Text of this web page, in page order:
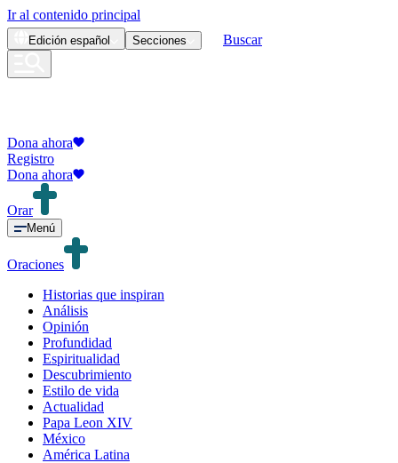
Ir al contenido principal
Edición español Secciones Buscar
Dona ahora
Registro
Dona ahora
Orar
Menú
Oraciones
Historias que inspiran
Análisis
Opinión
Profundidad
Espiritualidad
Descubrimiento
Estilo de vida
Actualidad
Papa Leon XIV
México
América Latina